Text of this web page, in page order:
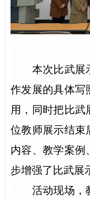
本次比武展
作发展的具体写
用，同时把比武
位教师展示结束
内容、教学案例
步增强了比武展
活动现场，